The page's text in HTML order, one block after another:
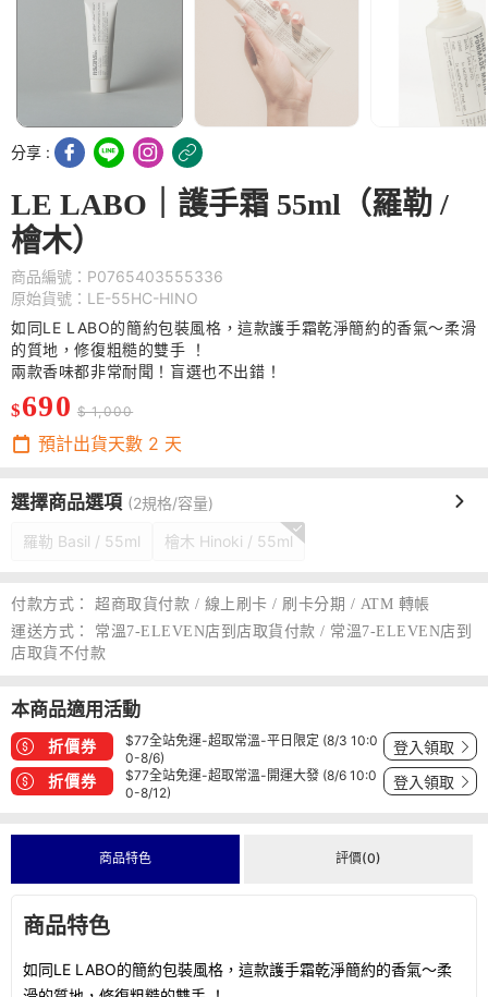
分享 :
LE LABO｜護手霜 55ml（羅勒 /
檜木）
商品編號：P0765403555336
原始貨號：LE-55HC-HINO
如同LE LABO的簡約包裝風格，這款護手霜乾淨簡約的香氣～柔滑
的質地，修復粗糙的雙手 ！
兩款香味都非常耐聞！盲選也不出錯！
$690 $ 1,000
預計出貨天數 2 天
選擇商品選項 (2規格/容量)
羅勒 Basil / 55ml 檜木 Hinoki / 55ml
付款方式：
超商取貨付款 / 線上刷卡 / 刷卡分期 / ATM 轉帳
運送方式：
常溫7-ELEVEN店到店取貨付款 / 常溫7-ELEVEN店到
店取貨不付款
本商品適用活動
折價券
$77全站免運-超取常溫-平日限定 (8/3 10:0
0-8/6)
登入領取
折價券
$77全站免運-超取常溫-開運大發 (8/6 10:0
0-8/12)
登入領取
商品特色 評價(0)
商品特色
如同LE LABO的簡約包裝風格，這款護手霜乾淨簡約的香氣～柔